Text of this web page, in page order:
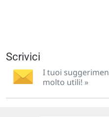
Scrivici
I tuoi
molto utili! »